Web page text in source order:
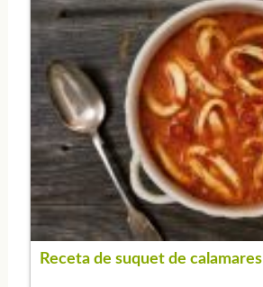
Receta de suquet de calamares